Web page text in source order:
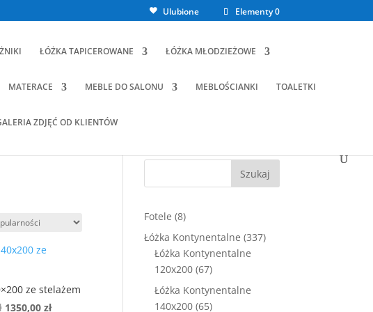
Ulubione Elementy 0
ŁÓŻKA TAPICEROWANE ŁÓŻKA MŁODZIEŻOWE
MATERACE MEBLE DO SALONU MEBLOŚCIANKI TOALETKI
ZDJĘĆ OD KLIENTÓW
ze stelażem
Pierwotna
1350,00 złAktualna
Szukaj
Fotele 88
produktów
Łóżka Kontynentalne 337337
Łóżka Kontynentalne
120x200 6767
produktów
Łóżka Kontynentalne
140x200 6565